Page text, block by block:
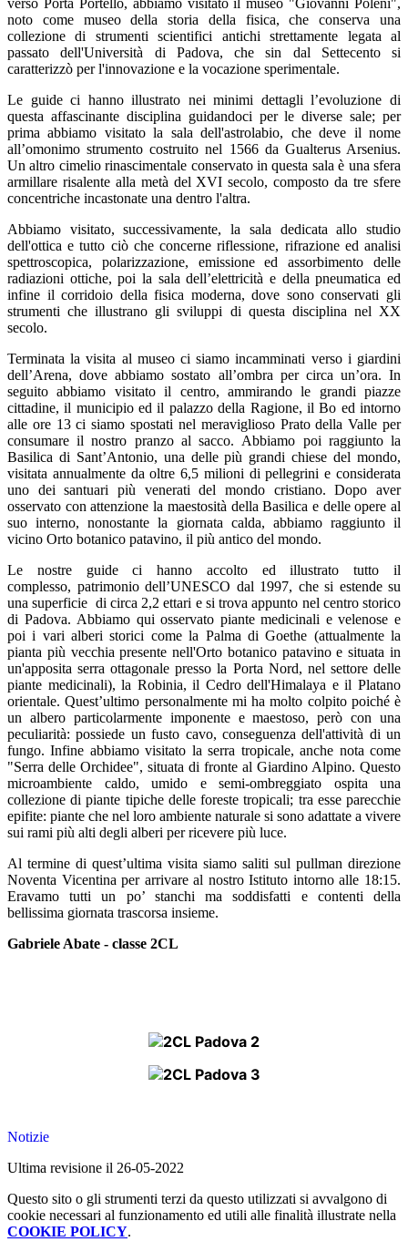
verso Porta Portello, abbiamo visitato il museo "Giovanni Poleni",
noto come museo della storia della fisica, che conserva una
collezione di strumenti scientifici antichi strettamente legata al
passato dell'Università di Padova, che sin dal Settecento si
caratterizzò per l'innovazione e la vocazione sperimentale.
Le guide ci hanno illustrato nei minimi dettagli l’evoluzione di
questa affascinante disciplina guidandoci per le diverse sale; per
prima abbiamo visitato la sala dell'astrolabio, che deve il nome
all’omonimo strumento costruito nel 1566 da Gualterus Arsenius.
Un altro cimelio rinascimentale conservato in questa sala è una sfera
armillare risalente alla metà del XVI secolo, composto da tre sfere
concentriche incastonate una dentro l'altra.
Abbiamo visitato, successivamente, la sala dedicata allo studio
dell'ottica e tutto ciò che concerne riflessione, rifrazione ed analisi
spettroscopica, polarizzazione, emissione ed assorbimento delle
radiazioni ottiche, poi la sala dell’elettricità e della pneumatica ed
infine il corridoio della fisica moderna, dove sono conservati gli
strumenti che illustrano gli sviluppi di questa disciplina nel XX
secolo.
Terminatala visita al museo ci siamo incamminati verso i giardini
dell’Arena,dove abbiamo sostato all’ombra per circa un’ora. In
seguito abbiamo visitato il centro, ammirando le grandi piazze
cittadine, il municipio ed il palazzo della Ragione, il Bo ed intorno
alle ore 13ci siamo spostati nel meraviglioso Prato della Valle per
consumare il nostro pranzo al sacco. Abbiamo poi raggiunto la
Basilica di Sant’Antonio, una delle più grandi chiese del mondo,
visitata annualmente da oltre 6,5 milioni di pellegrini e considerata
uno dei santuari più venerati del mondo cristiano. Dopo aver
osservato con attenzione la maestosità della Basilica e delle opere al
suo interno, nonostante la giornata calda, abbiamo raggiunto il
vicino Orto botanico patavino, il più antico del mondo.
Le nostre guide ci hanno accolto ed illustrato tutto il
complesso, patrimonio dell’UNESCO dal 1997, che si estende su
una superficie di circa 2,2ettari e si trova appunto nel centro storico
di Padova. Abbiamo qui osservato piante medicinali e velenose e
poi i vari alberi storici comela Palma di Goethe (attualmente la
pianta più vecchiapresente nell'Orto botanico patavino e situata in
un'apposita serra ottagonale presso la Porta Nord, nel settore delle
piante medicinali), la Robinia, il Cedro dell'Himalaya eil Platano
orientale. Quest’ultimo personalmente mi hamolto colpito poiché è
un albero particolarmente imponente e maestoso,però con una
peculiarità:possiede un fusto cavo, conseguenza dell'attività di un
fungo.Infine abbiamo visitato la serra tropicale, anche nota come
"Serra delle Orchidee", situata di fronte al Giardino Alpino. Questo
microambiente caldo, umido e semi-ombreggiato ospita una
collezione di piante tipiche delle foreste tropicali; tra esse parecchie
epifite: piante che nel loro ambiente naturale si sono adattate a vivere
sui rami più alti degli alberi per ricevere più luce.
Al termine di quest’ultima visita siamo saliti sul pullman direzione
Noventa Vicentina per arrivare al nostro Istituto intorno alle 18:15.
Eravamo tutti un po’ stanchi ma soddisfatti e contenti della
bellissima giornata trascorsa insieme.
Gabriele Abate - classe 2CL
Notizie
Ultima revisione il 26-05-2022
Questo sito o gli strumenti terzi da questo utilizzati si avvalgono di
cookie necessari al funzionamento ed utili alle finalità illustrate nella
COOKIE POLICY.